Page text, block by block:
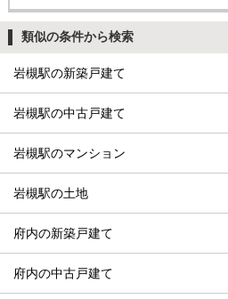
類似の条件から検索
岩槻駅の新築戸建て
岩槻駅の中古戸建て
岩槻駅のマンション
岩槻駅の土地
府内の新築戸建て
府内の中古戸建て